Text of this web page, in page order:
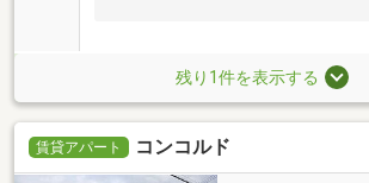
残り1件を表示する
賃貸アパート コンコルド